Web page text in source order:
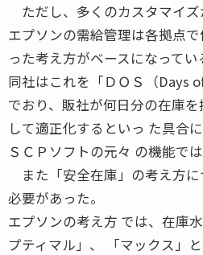
ただし、多くのカスタマイズ
エプソンの需給管理は各拠点
った考え方がベースになってい
同社はこれを「ＤＯＳ（Days
でおり、販社が何日分の在庫
して適正化するといっ た具合
ＳＣＰソフトの元々 の機能で
また「安全在庫」の考え方
必要があった。
エプソンの考え方 では、在庫
プティマル」、 「マックス」